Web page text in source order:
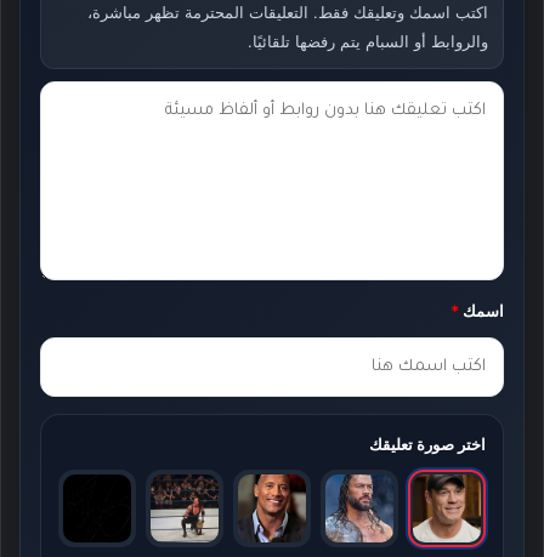
اكتب اسمك وتعليقك فقط. التعليقات المحترمة تظهر مباشرة،
والروابط أو السبام يتم رفضها تلقائيًا.
ت
ك
*
اسمك *
اختر صورة تعليقك